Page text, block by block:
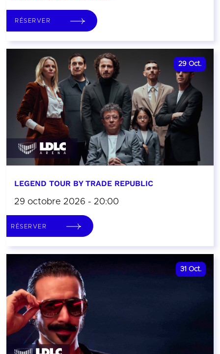
RÉSERVER
29 Oct.
LEGEND TOUR BY TRADE REPUBLIC
29 octobre 2026 - 20:00
RÉSERVER
31 Oct.